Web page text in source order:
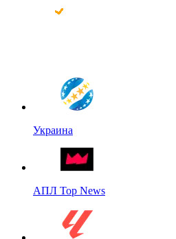
Украина
АПЛ Top News